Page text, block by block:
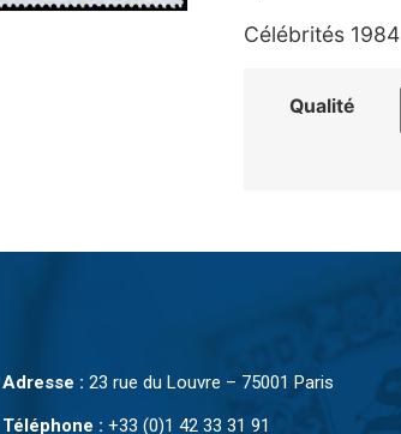
Célébrités 1984
Qualité
Adresse : 23 rue du Louvre – 75001 Paris
Téléphone : +33 (0)1 42 33 31 91